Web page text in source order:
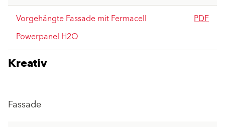
Vorgehängte Fassade mit Fermacell
Powerpanel H2O
PDF
Kreativ
Fassade